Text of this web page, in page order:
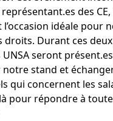
des
l’occasion idéale pour
droits. Durant ces
seront
stand et
qui concernent les
pour répondre à